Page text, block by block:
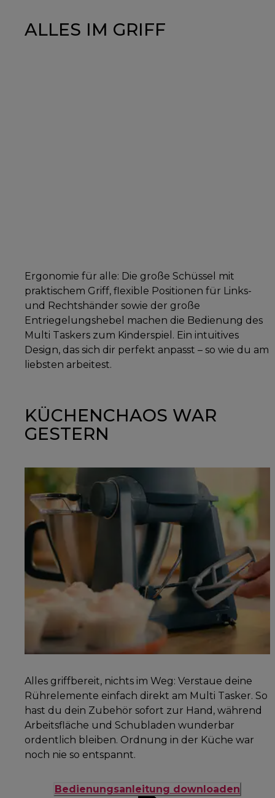
ALLES IM GRIFF
Ergonomie für alle: Die große Schüssel mit
praktischem Griff, flexible Positionen für Links-
und Rechtshänder sowie der große
Entriegelungshebel machen die Bedienung des
Multi Taskers zum Kinderspiel. Ein intuitives
Design, das sich dir perfekt anpasst – so wie du am
liebsten arbeitest.
KÜCHENCHAOS WAR
GESTERN
Alles griffbereit, nichts im Weg: Verstaue deine
Rührelemente einfach direkt am Multi Tasker. So
hast du dein Zubehör sofort zur Hand, während
Arbeitsfläche und Schubladen wunderbar
ordentlich bleiben. Ordnung in der Küche war
noch nie so entspannt.
Bedienungsanleitung downloaden